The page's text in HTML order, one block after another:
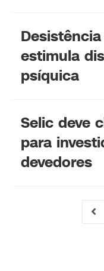
estimula
psíquica
Selic deve
para
devedores